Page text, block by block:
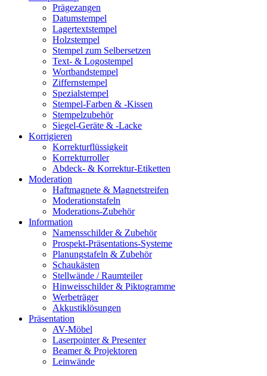
Prägezangen
Datumstempel
Lagertextstempel
Holzstempel
Stempel zum Selbersetzen
Text- & Logostempel
Wortbandstempel
Ziffernstempel
Spezialstempel
Stempel-Farben & -Kissen
Stempelzubehör
Siegel-Geräte & -Lacke
Korrigieren
Korrekturflüssigkeit
Korrekturroller
Abdeck- & Korrektur-Etiketten
Moderation
Haftmagnete & Magnetstreifen
Moderationstafeln
Moderations-Zubehör
Information
Namensschilder & Zubehör
Prospekt-Präsentations-Systeme
Planungstafeln & Zubehör
Schaukästen
Stellwände / Raumteiler
Hinweisschilder & Piktogramme
Werbeträger
Akkustiklösungen
Präsentation
AV-Möbel
Laserpointer & Presenter
Beamer & Projektoren
Leinwände